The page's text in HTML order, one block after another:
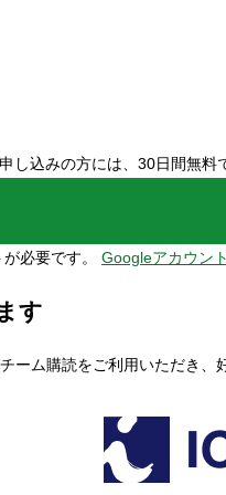
し込みの方には、30日間無料
必要です。 Googleアカウン
す
ーム購読をご利用いただき、